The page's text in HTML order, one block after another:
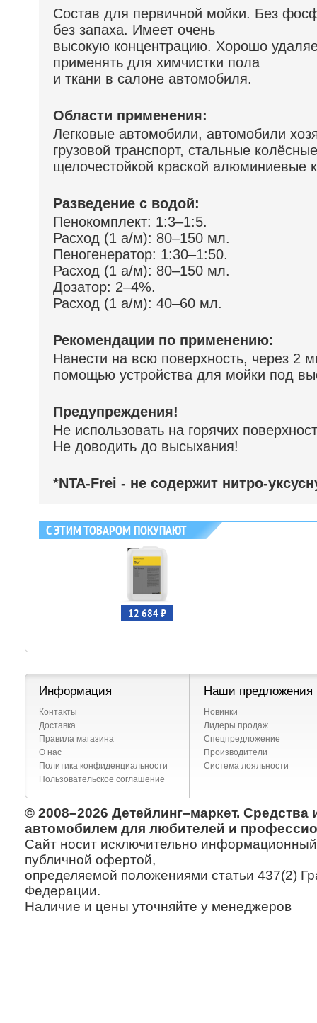
Состав для первичной мойки. Без
без запаха. Имеет очень
высокую концентрацию. Хорошо
применять для химчистки пола
и ткани в салоне автомобиля.
Области применения:
Легковые автомобили, автомобили
грузовой транспорт, стальные
щелочестойкой краской алюминиевые
Разведение с водой:
Пенокомплект: 1:3–1:5.
Расход (1 а/м): 80–150 мл.
Пеногенератор: 1:30–1:50.
Расход (1 а/м): 80–150 мл.
Дозатор: 2–4%.
Расход (1 а/м): 40–60 мл.
Рекомендации по применению:
Нанести на всю поверхность, через 2
помощью устройства для мойки под
Предупреждения!
Не использовать на горячих
Не доводить до высыхания!
*NTA-Frei - не содержит нитро-
С ЭТИМ ТОВАРОМ ПОКУПАЮТ
12 684 ₽
Информация
Контакты
Доставка
Правила магазина
О нас
Политика конфиденциальности
Пользовательское соглашение
Наши предложения
Новинки
Лидеры продаж
Спецпредложение
Производители
Система лояльности
© 2008–2026 Детейлинг–маркет. Средства
автомобилем для любителей и
Сайт носит исключительно информационный
публичной офертой,
определяемой положениями статьи 437(2)
Федерации.
Наличие и цены уточняйте у менеджеров